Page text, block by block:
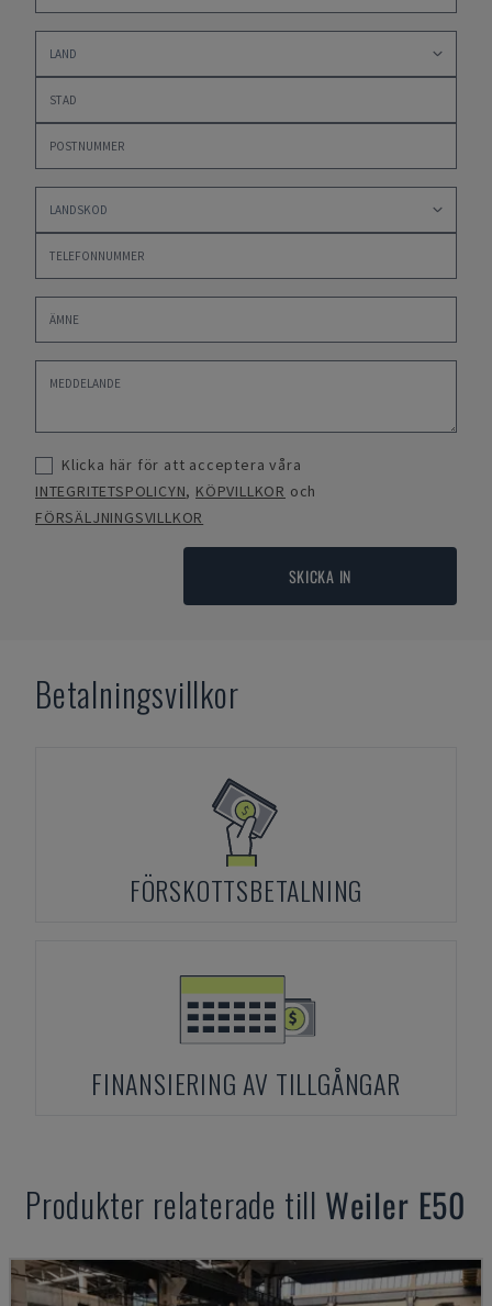
Klicka här för att acceptera våra
INTEGRITETSPOLICYN, KÖPVILLKOR och
FÖRSÄLJNINGSVILLKOR
SKICKA IN
Betalningsvillkor
FÖRSKOTTSBETALNING
FINANSIERING AV TILLGÅNGAR
Produkter relaterade till Weiler E50